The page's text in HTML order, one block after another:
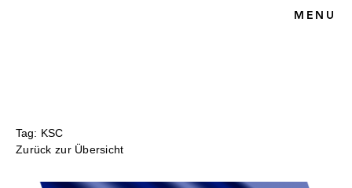
MENU
Tag: KSC
Zurück zur Übersicht